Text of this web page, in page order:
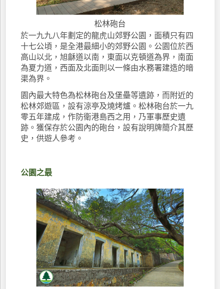
松林砲台
於一九九八年劃定的龍虎山郊野公園，面積只有四
十七公頃，是全港最細小的郊野公園。公園位於西
高山以北，旭龢道以南，東面以克頓道為界，南面
為夏力道，西面及北面則以一條由水務署建造的暗
渠為界。
園內最大特色為松林砲台及堡壘等遺跡，而附近的
松林郊遊區，設有涼亭及燒烤爐。松林砲台於一九
零五年建成，作防衛港島西之用，乃軍事歷史遺
跡。獲保存於公園內的砲台，設有說明牌簡介其歷
史，供遊人參考。
公園之最